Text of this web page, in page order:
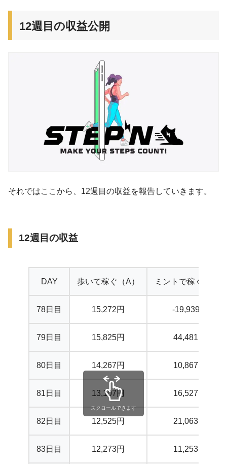
12週目の収益公開
それではここから、12週目の収益を報告していきます。
12週目の収益
DAY 歩いて稼ぐ（A） ミントで稼ぐ（B）
78日目 15,272円 -19,939円
79日目 15,825円 44,481円
80日目 14,267円 10,867円
81日目 13,107円 16,527円
82日目 12,525円 21,063円
83日目 12,273円 11,253円
スクロールできます